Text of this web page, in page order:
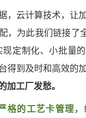
，云计算技术，让
，为此我们链接了
定制化、小批量的
得到及时和高效的
加工厂发愁。
格的工艺卡管理